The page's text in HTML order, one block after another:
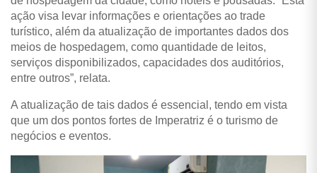
ação visa levar informações e orientações ao trade
turístico, além da atualização de importantes dados dos
meios de hospedagem, como quantidade de leitos,
serviços disponibilizados, capacidades dos auditórios,
entre outros”, relata.
A atualização de tais dados é essencial, tendo em vista
que um dos pontos fortes de Imperatriz é o turismo de
negócios e eventos.